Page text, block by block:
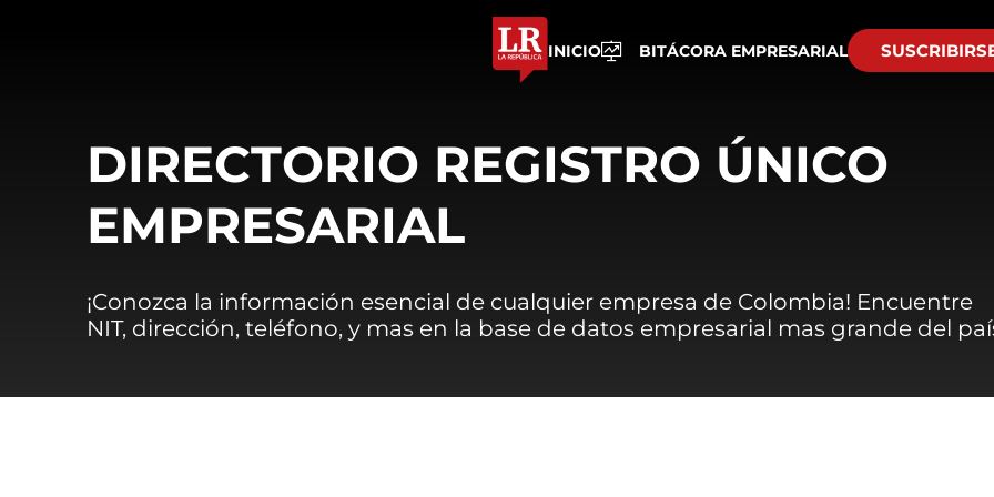
INICIO BITÁCORA EMPRESARIAL
DIRECTORIO REGISTRO ÚNICO
EMPRESARIAL
¡Conozca la información esencial de cualquier empresa de Colombia! Encuentre
NIT, dirección, teléfono, y mas en la base de datos empresarial mas grande del